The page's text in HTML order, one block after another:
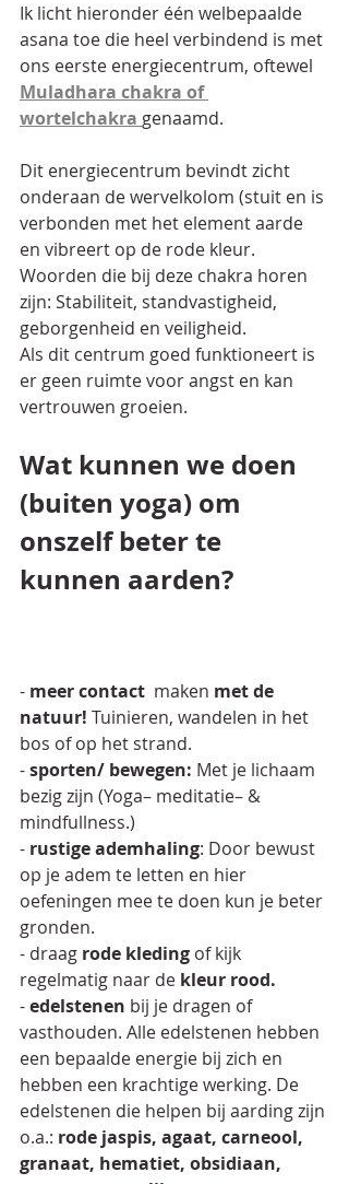
Ik licht hieronder één welbepaalde
asana toe die heel verbindend is met
ons eerste energiecentrum, oftewel
Muladhara chakra of
wortelchakra genaamd.
Dit energiecentrum bevindt zicht
onderaan de wervelkolom (stuit en is
verbonden met het element aarde
en vibreert op de rode kleur.
Woorden die bij deze chakra horen
zijn: Stabiliteit, standvastigheid,
geborgenheid en veiligheid.
Als dit centrum goed funktioneert is
er geen ruimte voor angst en kan
vertrouwen groeien.
Wat kunnen we doen
(buiten yoga) om
onszelf beter te
kunnen aarden?
- meer contact maken met de
natuur! Tuinieren, wandelen in het
bos of op het strand.
- sporten/ bewegen: Met je lichaam
bezig zijn (Yoga– meditatie– &
mindfullness.)
- rustige ademhaling: Door bewust
op je adem te letten en hier
oefeningen mee te doen kun je beter
gronden.
- draag rode kleding of kijk
regelmatig naar de kleur rood.
- edelstenen bij je dragen of
vasthouden. Alle edelstenen hebben
een bepaalde energie bij zich en
hebben een krachtige werking. De
edelstenen die helpen bij aarding zijn
o.a.: rode jaspis, agaat, carneool,
granaat, hematiet, obsidiaan,